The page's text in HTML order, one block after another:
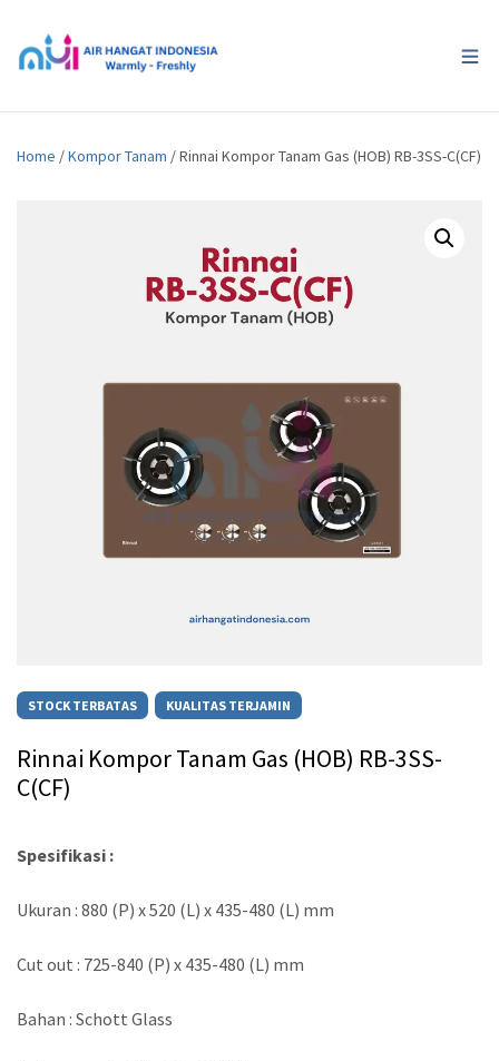
Home /Kompor Tanam / Rinnai Kompor Tanam Gas (HOB) RB-3SS-C(CF)
STOCK TERBATAS KUALITAS TERJAMIN
Rinnai Kompor Tanam Gas (HOB) RB-3SS-
C(CF)
Spesifikasi :
Ukuran : 880 (P) x 520 (L) x 435-480 (L) mm
Cut out : 725-840 (P) x 435-480 (L) mm
Bahan : Schott Glass